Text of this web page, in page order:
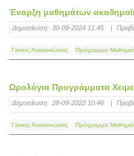
Έναρξη μαθημάτων
Δημοσίευση: 30-09-2024 11:45 |
Γενικές Ανακοινώσεις Πρόγραμμα
Ωρολόγια Προγράμματα
Δημοσίευση: 28-09-2022 10:46 |
Γενικές Ανακοινώσεις Πρόγραμμα